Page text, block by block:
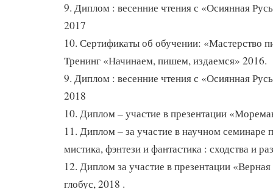
9. Диплом : весенние чтения с «Осиянная
2017
10. Сертификаты об обучении: «Мастерство
Тренинг «Начинаем, пишем, издаемся» 2016.
9. Диплом : весенние чтения с «Осиянная
2018
10. Диплом – участие в презентации
11. Диплом – за участие в научном семинаре
мистика, фэнтези и фантастика : сходства и
12. Диплом за участие в презентации
глобус, 2018 .